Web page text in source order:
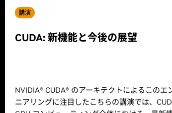
講演
CUDA: 新機能と今後の展望
NVIDIA® CUDA® のアーキテクトによるこのエ
ニアリングに注目したこちらの講演では、